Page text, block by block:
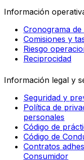
Información
Cronograma de
Comisiones y
Riesgo
Reciprocidad
Información legal y
Seguridad y
Política de
personales
Código de
Código de
Contratos
Consumidor